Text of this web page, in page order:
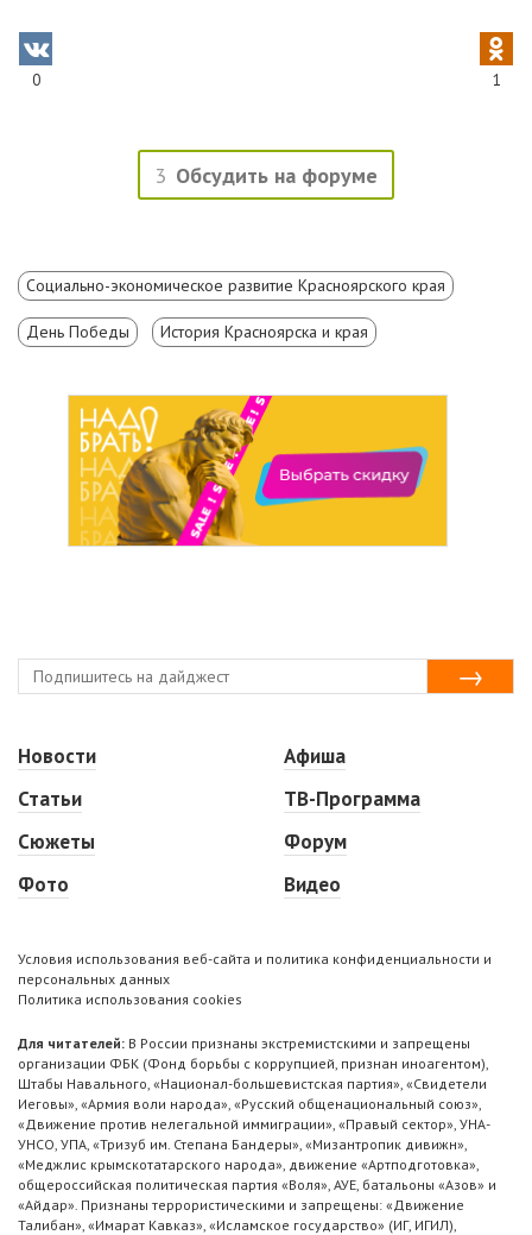
0 1
3 Обсудить на форуме
Социально-экономическое развитие Красноярского края
День Победы История Красноярска и края
Новости
Статьи
Сюжеты
Фото
Афиша
ТВ-Программа
Форум
Видео
Условия использования веб-сайта и политика конфиденциальности и
персональных данных
Политика использования cookies
Для читателей: В России признаны экстремистскими и запрещены
организации ФБК (Фонд борьбы с коррупцией, признан иноагентом),
Штабы Навального, «Национал-большевистская партия», «Свидетели
Иеговы», «Армия воли народа», «Русский общенациональный союз»,
«Движение против нелегальной иммиграции», «Правый сектор», УНА-
УНСО, УПА, «Тризуб им. Степана Бандеры», «Мизантропик дивижн»,
«Меджлис крымскотатарского народа», движение «Артподготовка»,
общероссийская политическая партия «Воля», АУЕ, батальоны «Азов» и
«Айдар». Признаны террористическими и запрещены: «Движение
Талибан», «Имарат Кавказ», «Исламское государство» (ИГ, ИГИЛ),